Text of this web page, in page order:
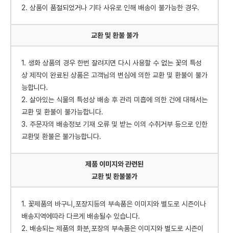
2. 상품이 품절되었거나 기타 사유로 인해 배송이 불가능한 경우.
교환 및 환불 불가
1. 생화 상품의 경우 한번 잘려지면 다시 사용할 수 없는 꽃의 특성
상 제작이 완료된 상품은 고객님의 변심에 의한 교환 및 환불이 불가
능합니다.
2. 살아있는 식물의 특성상 배송 후 관리 미흡에 의한 건에 대해서는
교환 및 환불이 불가능합니다.
3. 주문자의 배송정보 기재 오류 및 받는 이의 수취거부 등으로 인한
교환및 환불은 불가능합니다.
제품 이미지와 관련된
교환 빛 환불불가
1. 꽃제품의 바구니,포장지등의 부속품은 이미지와 별도로 시즌이나
배송지역에따라 다르게 배송될수 있습니다.
2. 배송되는 제품의 화분,포장의 부속품은 이미지와 별도로 시즌이